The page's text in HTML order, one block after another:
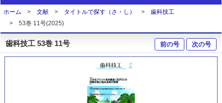
ホーム 文献 タイトルで探す（さ・し）
歯科技工
53巻 11号(2025)
歯科技工 53巻 11号 前の号 次の号